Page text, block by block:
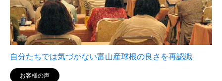
自分たちでは気づかない富山産球根の良さを再認識
お客様の声